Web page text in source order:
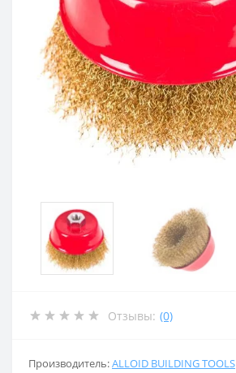
Отзывы: (0)
Производитель:ALLOID BUILDING TOOLS